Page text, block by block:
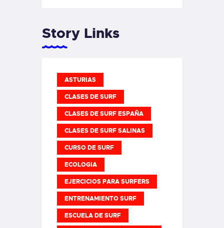
Story Links
ASTURIAS
CLASES DE SURF
CLASES DE SURF ESPAÑA
CLASES DE SURF SALINAS
CURSO DE SURF
ECOLOGIA
EJERCICIOS PARA SURFERS
ENTRENAMIENTO SURF
ESCUELA DE SURF